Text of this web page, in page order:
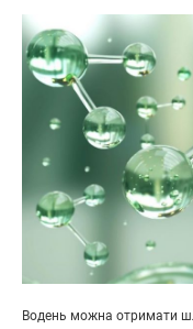
Водень можна отримати